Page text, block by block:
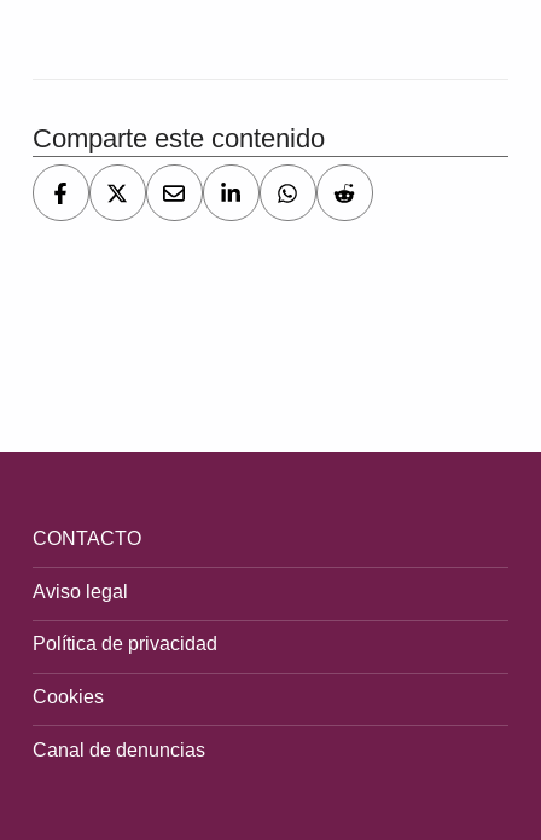
Comparte este contenido
CONTACTO
Aviso legal
Política de privacidad
Cookies
Canal de denuncias